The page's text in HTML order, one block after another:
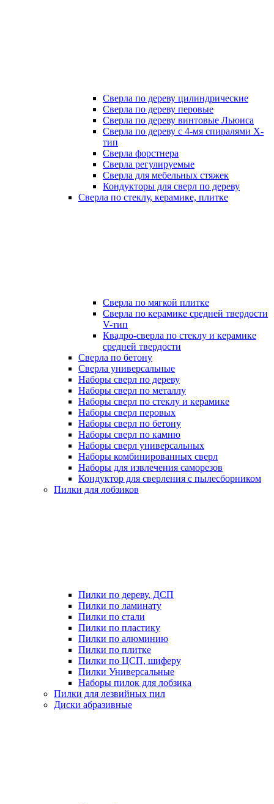
Сверла по дереву цилиндрические
Сверла по дереву перовые
Сверла по дереву винтовые Льюиса
Сверла по дереву с 4-мя спиралями Х-
тип
Сверла форстнера
Сверла регулируемые
Сверла для мебельных стяжек
Кондукторы для сверл по дереву
Сверла по стеклу, керамике, плитке
Сверла по мягкой плитке
Сверла по керамике средней твердости
V-тип
Квадро-сверла по стеклу и керамике
средней твердости
Сверла по бетону
Сверла универсальные
Наборы сверл по дереву
Наборы сверл по металлу
Наборы сверл по стеклу и керамике
Наборы сверл перовых
Наборы сверл по бетону
Наборы сверл по камню
Наборы сверл универсальных
Наборы комбинированных сверл
Наборы для извлечения саморезов
Кондуктор для сверления с пылесборником
Пилки для лобзиков
Пилки по дереву, ДСП
Пилки по ламинату
Пилки по стали
Пилки по пластику
Пилки по алюминию
Пилки по плитке
Пилки по ЦСП, шиферу
Пилки Универсальные
Наборы пилок для лобзика
Пилки для лезвийных пил
Диски абразивные